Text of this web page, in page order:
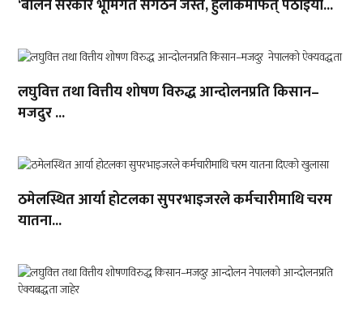
‘बालेन सरकार भूमिगत संगठन जस्तै, हुलाकमार्फत् पठाइयो...
लघुवित्त तथा वित्तीय शोषण विरुद्ध आन्दोलनप्रति किसान–
मजदुर ...
ठमेलस्थित आर्या होटलका सुपरभाइजरले कर्मचारीमाथि चरम
यातना...